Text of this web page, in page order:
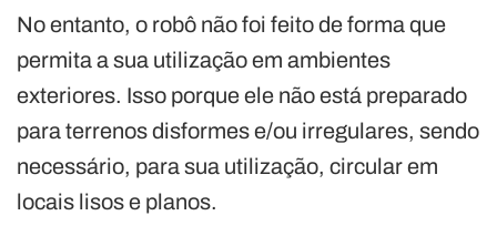
No entanto, o robô não foi feito de forma que
permita a sua utilização em ambientes
exteriores. Isso porque ele não está preparado
para terrenos disformes e/ou irregulares, sendo
necessário, para sua utilização, circular em
locais lisos e planos.